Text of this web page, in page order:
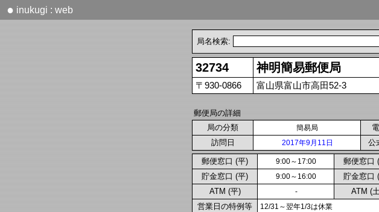
● inukugi : web
局名検索:
32734 神明簡易郵便局
〒930-0866 富山県富山市高田52-3
郵便局の詳細
局の分類
簡易局
訪問日 2017年9月11日 公
郵便窓口 (平) 9:00～17:00 郵便窓口
貯金窓口 (平) 9:00～16:00 貯金窓口
ATM (平) - ATM (
営業日の特例等 12/31～翌年1/3は休業